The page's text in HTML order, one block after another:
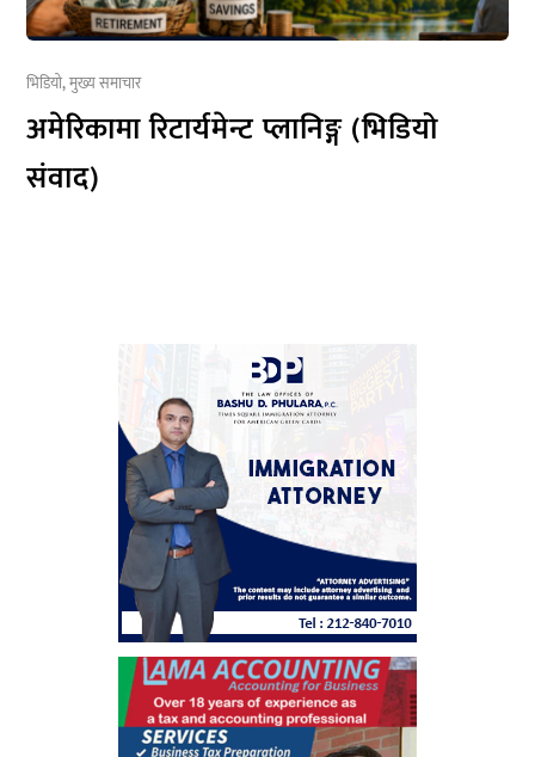
भिडियो,मुख्य समाचार
अमेरिकामा रिटार्यमेन्ट प्लानिङ्ग (भिडियो
संवाद)